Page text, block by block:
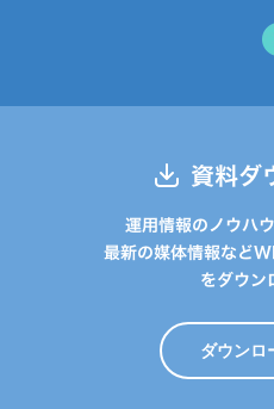
資料ダ
運用情報のノウハ
最新の媒体情報など
をダウン
ダウンロ